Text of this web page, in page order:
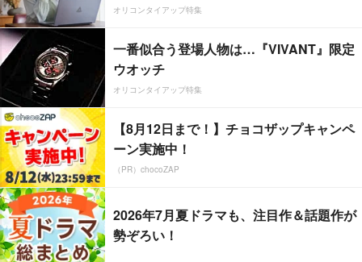
オリコンタイアップ特集
一番似合う登場人物は…『VIVANT』限定
ウオッチ
オリコンタイアップ特集
【8月12日まで！】チョコザップキャンペ
ーン実施中！
（PR）chocoZAP
2026年7月夏ドラマも、注目作＆話題作が
勢ぞろい！